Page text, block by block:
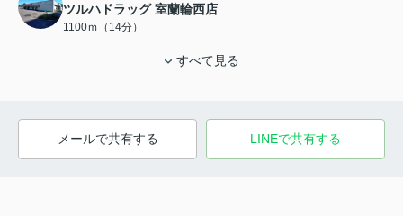
ツルハドラッグ 室蘭輪西店
1100ｍ（14分）
すべて見る
メールで共有する LINEで共有する